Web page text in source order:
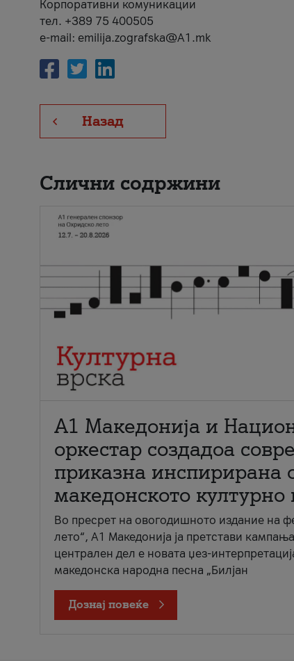
Корпоративни комуникации
тел. +389 75 400505
e-mail: emilija.zografska@A1.mk
Назад
Слични содржини
А1 Македонија и
оркестар создадоа
приказна инспирирана
македонското културно
Во пресрет на овогодишното издание на
лето“, А1 Македонија ја претстави
централен дел е новата џез-
македонска народна песна „Билјан
Дознај повеќе